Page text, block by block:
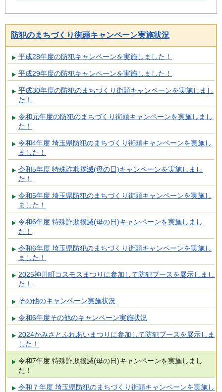
防犯のまちづくり街頭キャンペーン実施状況
平成28年度の防犯キャンペーンを実施しました！
平成29年度の防犯キャンペーンを実施しました！
平成30年度の防犯のまちづくり街頭キャンペーンを実施しまし
た！
令和元年度の防犯のまちづくり街頭キャンペーンを実施しまし
た！
令和4年度 埼玉県防犯のまちづくり街頭キャンペーンを実施し
ました！
令和5年度 特殊詐欺撲滅(母の日)キャンペーンを実施しまし
た！
令和5年度 埼玉県防犯のまちづくり街頭キャンペーンを実施し
ました！
令和6年度 特殊詐欺撲滅(母の日)キャンペーンを実施しまし
た！
令和6年度 埼玉県防犯のまちづくり街頭キャンペーンを実施し
ました！
2025神川町コスモスまつりに参加して防犯ブースを展示しまし
た！
その他のキャンペーン実施状況
令和6年度その他のキャンペーン実施状況
2024かみさとふれあいまつりに参加して防犯ブースを展示しま
した！
令和7年度 特殊詐欺撲滅(母の日)キャンペーンを実施しまし
た！
令和７年度 埼玉県防犯のまちづくり街頭キャンペーンを実施し